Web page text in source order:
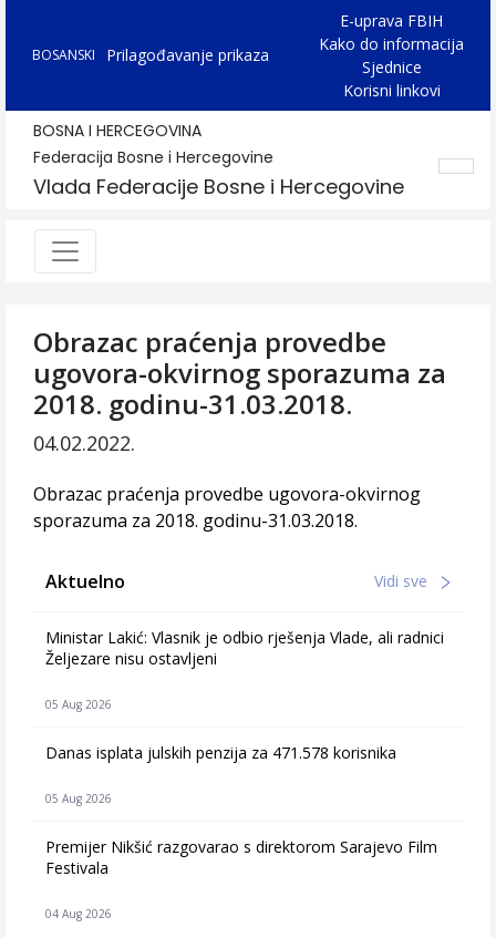
BOSANSKI Prilagođavanje prikaza
E-uprava FBIH
Kako do informacija
Sjednice
Korisni linkovi
BOSNA I HERCEGOVINA
Federacija Bosne i Hercegovine
Vlada Federacije Bosne i Hercegovine
Obrazac praćenja provedbe
ugovora-okvirnog sporazuma za
2018. godinu-31.03.2018.
04.02.2022.
Obrazac praćenja provedbe ugovora-okvirnog
sporazuma za 2018. godinu-31.03.2018.
Aktuelno Vidi sve
Ministar Lakić: Vlasnik je odbio rješenja Vlade, ali radnici
Željezare nisu ostavljeni
05 Aug 2026
Danas isplata julskih penzija za 471.578 korisnika
05 Aug 2026
Premijer Nikšić razgovarao s direktorom Sarajevo Film
Festivala
04 Aug 2026